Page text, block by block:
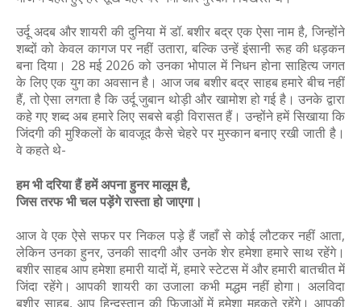
उर्दू अदब और शायरी की दुनिया में डॉ. बशीर बद्र एक ऐसा नाम है, जिन्होंने
शब्दों को केवल कागज पर नहीं उतारा, बल्कि उन्हें इंसानी रूह की धड़कन
बना दिया। 28 मई 2026 को उनका भोपाल में निधन होना साहित्य जगत
के लिए एक युग का अवसान है। आज जब बशीर बद्र साहब हमारे बीच नहीं
हैं, तो ऐसा लगता है कि उर्दू जुबान थोड़ी और खामोश हो गई है। उनके द्वारा
कहे गए शब्द अब हमारे लिए सबसे बड़ी विरासत हैं। उन्होंने हमें सिखाया कि
जिंदगी की मुश्किलों के बावजूद कैसे चेहरे पर मुस्कान बनाए रखी जाती है।
वे कहते थे-
हम भी दरिया हैं हमें अपना हुनर मालूम है,
जिस तरफ भी चल पड़ेंगे रास्ता हो जाएगा।
आज वे एक ऐसे सफर पर निकल पड़े हैं जहाँ से कोई लौटकर नहीं आता,
लेकिन उनका हुनर, उनकी सादगी और उनके शेर हमेशा हमारे साथ रहेंगे।
बशीर साहब आप हमेशा हमारी यादों में, हमारे स्टेटस में और हमारी बातचीत में
जिंदा रहेंगे। आपकी शायरी का उजाला कभी मद्धम नहीं होगा। अलविदा
बशीर साहब, आप हिन्दुस्तान की फिजाओं में हमेशा महकते रहेंगे। आपकी